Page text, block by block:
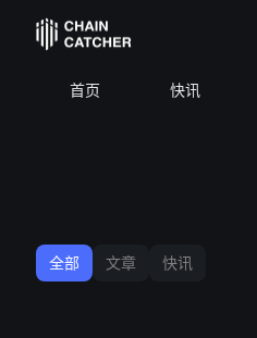
首页 快讯
全部 文章 快讯